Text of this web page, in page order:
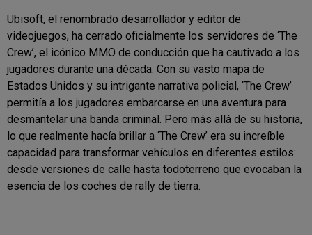
Ubisoft, el renombrado desarrollador y editor de
videojuegos, ha cerrado oficialmente los servidores de ‘The
Crew’, el icónico MMO de conducción que ha cautivado a los
jugadores durante una década. Con su vasto mapa de
Estados Unidos y su intrigante narrativa policial, ‘The Crew’
permitía a los jugadores embarcarse en una aventura para
desmantelar una banda criminal. Pero más allá de su historia,
lo que realmente hacía brillar a ‘The Crew’ era su increíble
capacidad para transformar vehículos en diferentes estilos:
desde versiones de calle hasta todoterreno que evocaban la
esencia de los coches de rally de tierra.